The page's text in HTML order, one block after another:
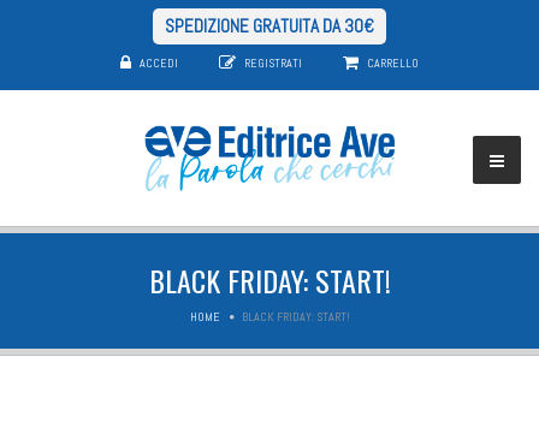
SPEDIZIONE GRATUITA DA 30€
ACCEDI REGISTRATI CARRELLO
BLACK FRIDAY: START!
HOME BLACK FRIDAY: START!